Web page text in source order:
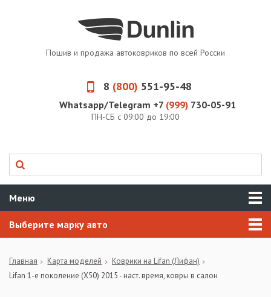
Пошив и продажа автоковриков по всей России
8 (800) 551-95-48
Whatsapp/Telegram +7 (999) 730-05-91
ПН-СБ с 09:00 до 19:00
Меню
Выберите марку авто
Главная Карта моделей
Коврики на Lifan (Лифан)
Lifan 1-е поколение (X50) 2015 - наст. время, ковры в салон